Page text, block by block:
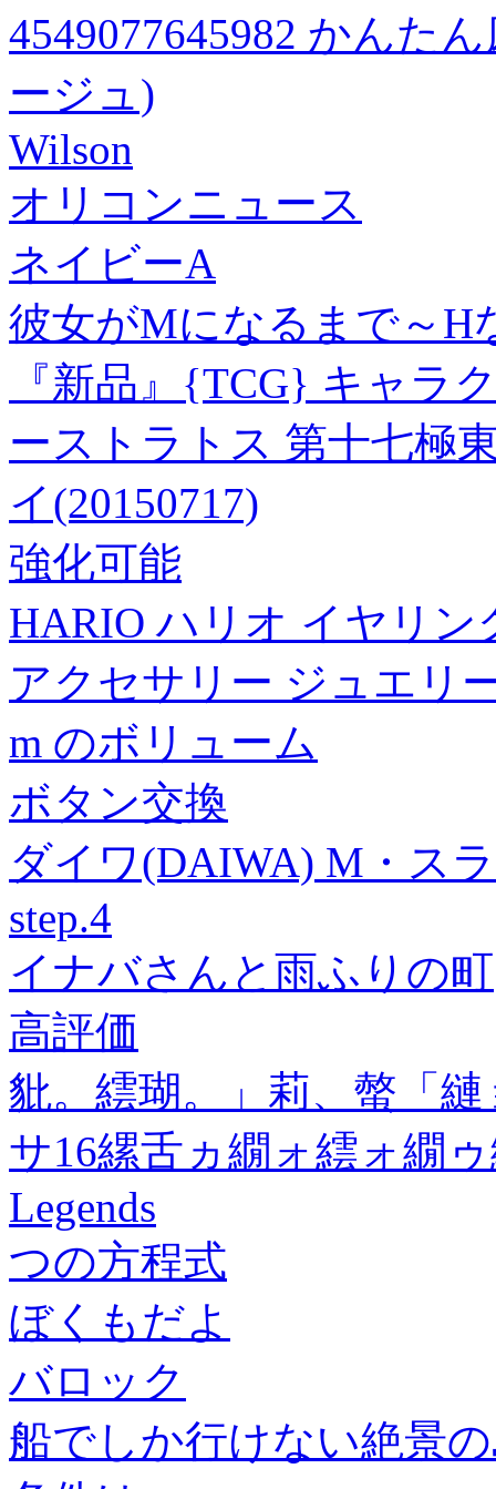
4549077645982 かんた
ージュ)
Wilson
オリコンニュース
ネイビーA
彼女がMになるまで～H
『新品』{TCG} キャラ
ーストラトス 第十七極
イ(20150717)
強化可能
HARIO ハリオ イヤリン
アクセサリー ジュエリ
m のボリューム
ボタン交換
ダイワ(DAIWA) M・ス
step.4
イナバさんと雨ふりの町
高評価
豼。繧瑚。」莉、螫「
サ16縲舌ヵ繝ォ繧ォ繝
Legends
つの方程式
ぼくもだよ
バロック
船でしか行けない絶景